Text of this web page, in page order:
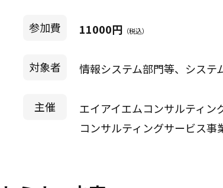
参加費 11000円 （税込）
対象者 情報システム部門等、システ
主催
エイアイエムコンサルティン
コンサルティングサービス事